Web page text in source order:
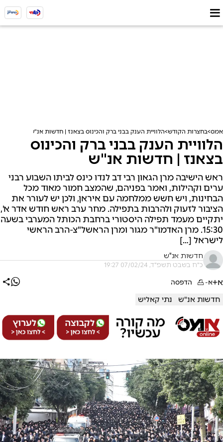
אמס בחצרות הקודש הלוויית הענק בבני ברק והכינוס בצאנז | חדשות אנ"ש
הלוויית הענק בבני ברק והכינוס
בצאנז | חדשות אנ"ש
ראש הישיבה מרן הגאון רבי דב לנדו כינס לביתו השבוע רבני
ערים וקהילות, ואמר בפניהם, שהמצב חמור מאוד מכל
הבחינות, ויש חשש ממלחמה עם איראן, ולכן יש לעורר את
הציבור לזעוק ולהרבות בתפילה. מחר ערב ראש חודש אדר א',
יתקיים מעמד תפילה היסטורי ברחבת הכותל המערבי בשעה
15:30. מרן האדמו"ר מגור ומרן הראשל"צ-הרב הראשי
לישראל […]
חדשות אנ"ש
כ"ח בשבט תשפ"ד, 07/02/24 19:27
א+א- הדפסה
חדשות אנ"ש נתי קאליש